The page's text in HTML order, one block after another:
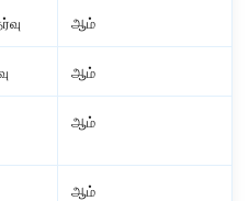
ஆம்
ஆம்
ஆம்
ஆம்